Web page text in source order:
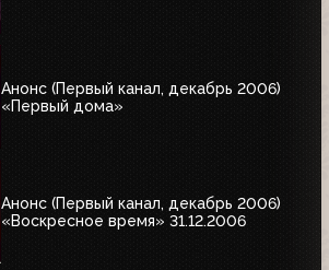
Анонс (Первый канал, декабрь 2006)
«Первый дома»
Анонс (Первый канал, декабрь 2006)
«Воскресное время» 31.12.2006